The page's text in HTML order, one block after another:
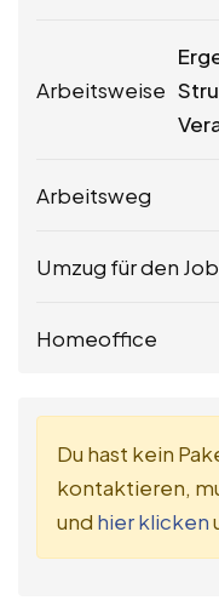
Arbeitsweise
Arbeitsweg
Umzug für den Job
Homeoffice
Du hast kein
kontaktieren,
und hier klicken